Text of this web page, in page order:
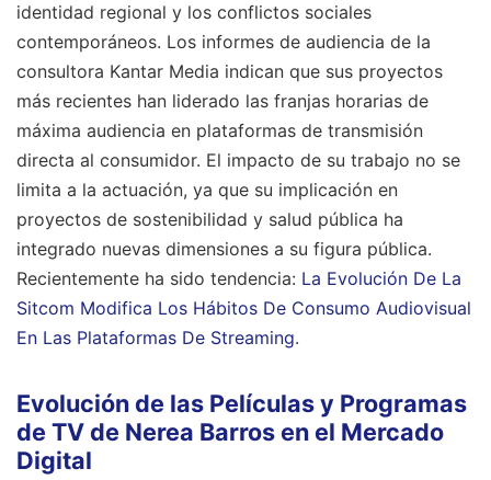
identidad regional y los conflictos sociales
contemporáneos. Los informes de audiencia de la
consultora Kantar Media indican que sus proyectos
más recientes han liderado las franjas horarias de
máxima audiencia en plataformas de transmisión
directa al consumidor. El impacto de su trabajo no se
limita a la actuación, ya que su implicación en
proyectos de sostenibilidad y salud pública ha
integrado nuevas dimensiones a su figura pública.
Recientemente ha sido tendencia: La Evolución De La
Sitcom Modifica Los Hábitos De Consumo Audiovisual
En Las Plataformas De Streaming.
Evolución de las Películas y Programas
de TV de Nerea Barros en el Mercado
Digital